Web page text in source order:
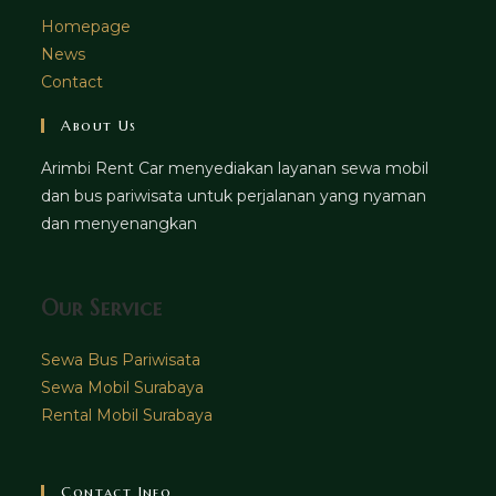
Homepage
News
Contact
About Us
Arimbi Rent Car menyediakan layanan sewa mobil
dan bus pariwisata untuk perjalanan yang nyaman
dan menyenangkan
Our Service
Sewa Bus Pariwisata
Sewa Mobil Surabaya
Rental Mobil Surabaya